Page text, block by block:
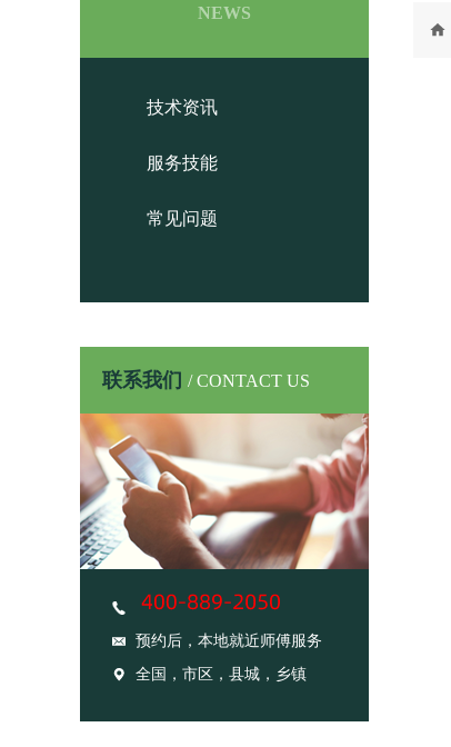
NEWS
技术资讯
服务技能
常见问题
联系我们 / CONTACT US
预约后，本地就近师傅服务
全国，市区，县城，乡镇